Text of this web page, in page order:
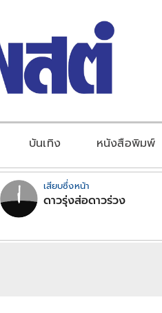
บันเทิง หนังสือพิมพ์
เสียบซึ่งหน้า
ดาวรุ่งส่อดาวร่วง